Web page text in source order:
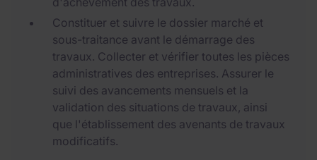
Constituer et suivre le dossier marché et
sous-traitance avant le démarrage des
travaux. Collecter et vérifier toutes les pièces
administratives des entreprises. Assurer le
suivi des avancements mensuels et la
validation des situations de travaux, ainsi
que l'établissement des avenants de travaux
modificatifs.